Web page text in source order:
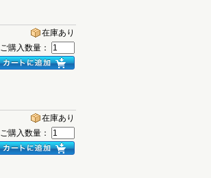
在庫あり
ご購入数量：
在庫あり
ご購入数量：